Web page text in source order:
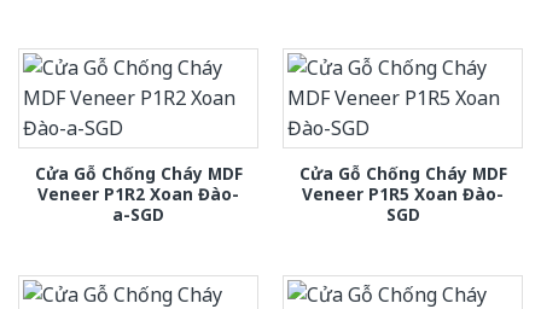
Cửa Gỗ Chống Cháy MDF
Veneer P1R2 Xoan Đào-
a-SGD
Cửa Gỗ Chống Cháy MDF
Veneer P1R5 Xoan Đào-
SGD